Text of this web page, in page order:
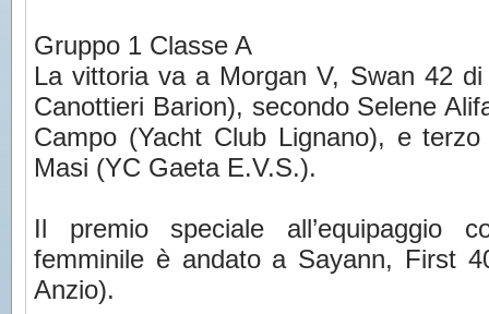
Gruppo 1 Classe A
La vittoria va a Morgan V, Swan 42
Canottieri Barion), secondo Selene
Campo (Yacht Club Lignano), e
Masi (YC Gaeta E.V.S.).
Il premio speciale all’equipaggio
femminile è andato a Sayann, First
Anzio).